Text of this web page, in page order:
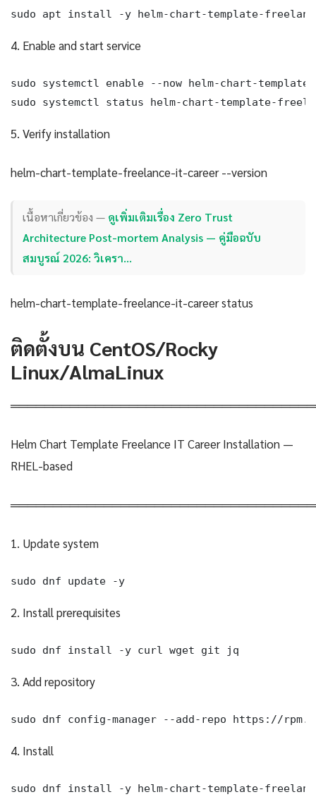
sudo apt install -y helm-chart-template-
4. Enable and start service
sudo systemctl enable --now helm-chart-
sudo systemctl status helm-chart-template-
5. Verify installation
helm-chart-template-freelance-it-career --version
เนื้อหาเกี่ยวข้อง — ดูเพิ่มเติมเรื่อง Zero Trust
Architecture Post-mortem Analysis — คู่มือฉบับ
สมบูรณ์ 2026: วิเครา…
helm-chart-template-freelance-it-career status
ติดตั้งบน CentOS/Rocky
Linux/AlmaLinux
Helm Chart Template Freelance IT Career Installation —
RHEL-based
1. Update system
sudo dnf update -y
2. Install prerequisites
sudo dnf install -y curl wget git jq
3. Add repository
sudo dnf config-manager --add-repo https://
4. Install
sudo dnf install -y helm-chart-template-